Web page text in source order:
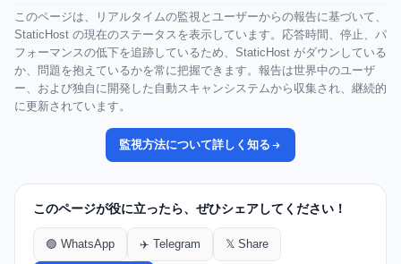
このページは、リアルタイムの監視とユーザーからの報告に基づいて、
StaticHost の現在のステータスを表示しています。応答時間、停止、パ
フォーマンスの低下を追跡しているため、StaticHost がダウンしている
か、問題を抱えているかを常に把握できます。報告は世界中のユーザ
ー、および独自に開発した自動スキャンシステムから収集され、継続的
に更新されています。
監視方法について詳しく知る
このページが役に立ったら、ぜひシェアしてください！
🟢 WhatsApp ✈️ Telegram 𝕏 Share